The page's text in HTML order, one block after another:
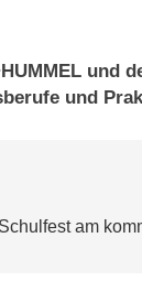
und
und
am